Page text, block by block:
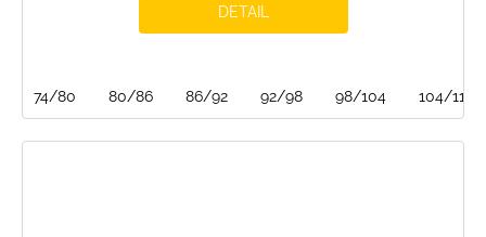
DETAIL
74/80 80/86 86/92 92/98 98/104 104/110